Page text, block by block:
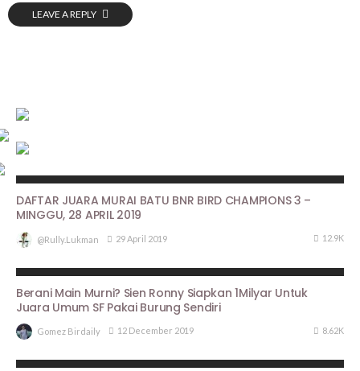
LEAVE A REPLY
DAFTAR JUARA MURAI BATU BNR BIRD CHAMPIONS 3 –
MINGGU, 28 APRIL 2019
@rully.lukman 29 April 2019 12.9K
Berani Main Murni? Sien Ronny Siapkan 1Milyar Untuk
Juara Umum SF Pakai Burung Sendiri
Gomez Birdaily 12 December 2019 8.62K